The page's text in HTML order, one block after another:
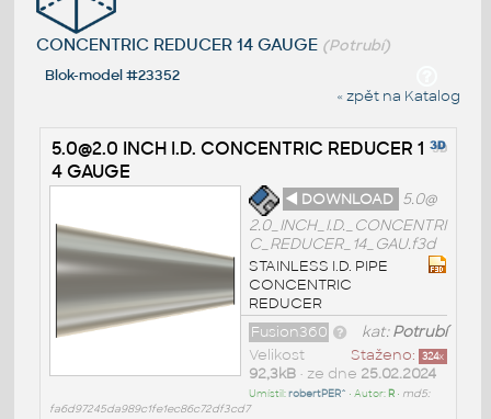
CONCENTRIC REDUCER 14 GAUGE (Potrubí)
Blok-model #23352
« zpět na Katalog
5.0@2.0 INCH I.D. CONCENTRIC REDUCER 1
4 GAUGE
◄ DOWNLOAD 5.0@
2.0_INCH_I.D._CONCENTRI
C_REDUCER_14_GAU.f3d
STAINLESS I.D. PIPE
CONCENTRIC
REDUCER
kat:Potrubí
Fusion360
Staženo: 324x
Velikost
92,3kB• ze dne 25.02.2024
Umístil:robertPER^ • Autor: R• md5:
fa6d97245da989c1fe1ec86c72df3cd7